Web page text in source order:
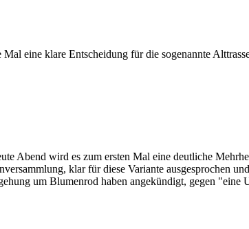
eine klare Entscheidung für die sogenannte
Abend wird es zum ersten Mal eine deutliche
klar für diese Variante ausgesprochen
um Blumenrod haben angekündigt, gegen